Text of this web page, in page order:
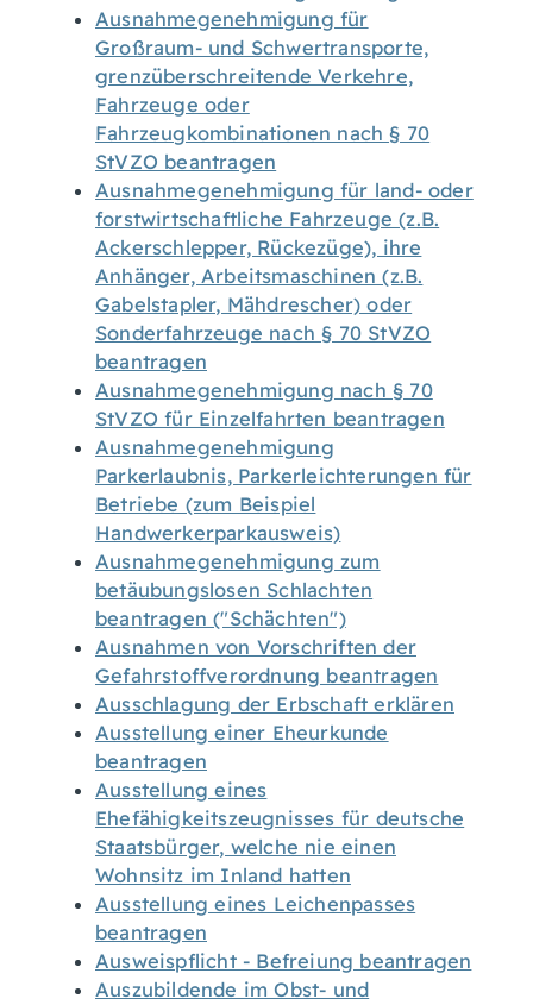
Ausnahmegenehmigung für
Großraum- und Schwertransporte,
grenzüberschreitende Verkehre,
Fahrzeuge oder
Fahrzeugkombinationen nach § 70
StVZO beantragen
Ausnahmegenehmigung für land- oder
forstwirtschaftliche Fahrzeuge (z.B.
Ackerschlepper, Rückezüge), ihre
Anhänger, Arbeitsmaschinen (z.B.
Gabelstapler, Mähdrescher) oder
Sonderfahrzeuge nach § 70 StVZO
beantragen
Ausnahmegenehmigung nach § 70
StVZO für Einzelfahrten beantragen
Ausnahmegenehmigung
Parkerlaubnis, Parkerleichterungen für
Betriebe (zum Beispiel
Handwerkerparkausweis)
Ausnahmegenehmigung zum
betäubungslosen Schlachten
beantragen ("Schächten")
Ausnahmen von Vorschriften der
Gefahrstoffverordnung beantragen
Ausschlagung der Erbschaft erklären
Ausstellung einer Eheurkunde
beantragen
Ausstellung eines
Ehefähigkeitszeugnisses für deutsche
Staatsbürger, welche nie einen
Wohnsitz im Inland hatten
Ausstellung eines Leichenpasses
beantragen
Ausweispflicht - Befreiung beantragen
Auszubildende im Obst- und